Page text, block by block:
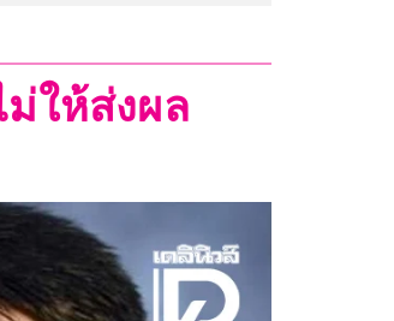
ม่ให้ส่งผล